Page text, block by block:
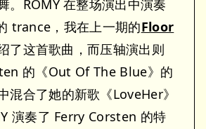
。ROMY 在整场演出中演奏
trance，我在上一期的Floor
了这首歌曲，而压轴演出则
的《Out Of The Blue》的
混合了她的新歌《LoveHer》
演奏了 Ferry Corsten 的特